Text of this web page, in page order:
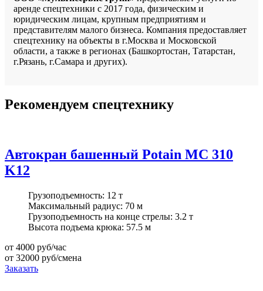
аренде спецтехники с 2017 года, физическим и
юридическим лицам, крупным предприятиям и
представителям малого бизнеса. Компания предоставляет
спецтехнику на объекты в г.Москва и Московской
области, а также в регионах (Башкортостан, Татарстан,
г.Рязань, г.Самара и других).
Рекомендуем спецтехнику
Автокран башенный Potain MC 310
K12
Грузоподъемность: 12 т
Максимальный радиус: 70 м
Грузоподъемность на конце стрелы: 3.2 т
Высота подъема крюка: 57.5 м
от 4000 руб/час
от 32000 руб/смена
Заказать